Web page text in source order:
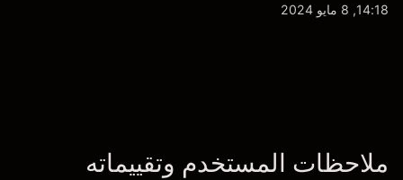
14:18, 8 مايو 2024
ملاحظات المستخدم وتقييماته